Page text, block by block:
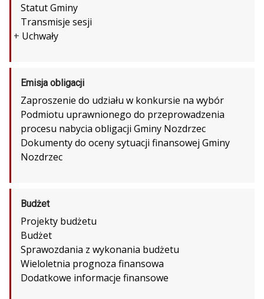
Statut Gminy
Transmisje sesji
+ Uchwały
Emisja obligacji
Zaproszenie do udziału w konkursie na wybór
Podmiotu uprawnionego do przeprowadzenia
procesu nabycia obligacji Gminy Nozdrzec
Dokumenty do oceny sytuacji finansowej Gminy
Nozdrzec
Budżet
Projekty budżetu
Budżet
Sprawozdania z wykonania budżetu
Wieloletnia prognoza finansowa
Dodatkowe informacje finansowe